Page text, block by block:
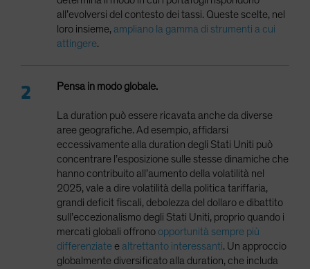
all’evolversi del contesto dei tassi. Queste scelte, nel
loro insieme, ampliano la gamma di strumenti a cui
attingere.
Pensa in modo globale.
La duration può essere ricavata anche da diverse
aree geografiche. Ad esempio, affidarsi
eccessivamente alla duration degli Stati Uniti può
concentrare l’esposizione sulle stesse dinamiche che
hanno contribuito all’aumento della volatilità nel
2025, vale a dire volatilità della politica tariffaria,
grandi deficit fiscali, debolezza del dollaro e dibattito
sull’eccezionalismo degli Stati Uniti, proprio quando i
mercati globali offrono opportunità sempre più
differenziatee altrettanto interessanti. Un approccio
globalmente diversificato alla duration, che includa